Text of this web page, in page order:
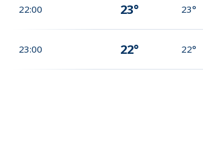
22:00 23° 23°
23:00 22° 22°